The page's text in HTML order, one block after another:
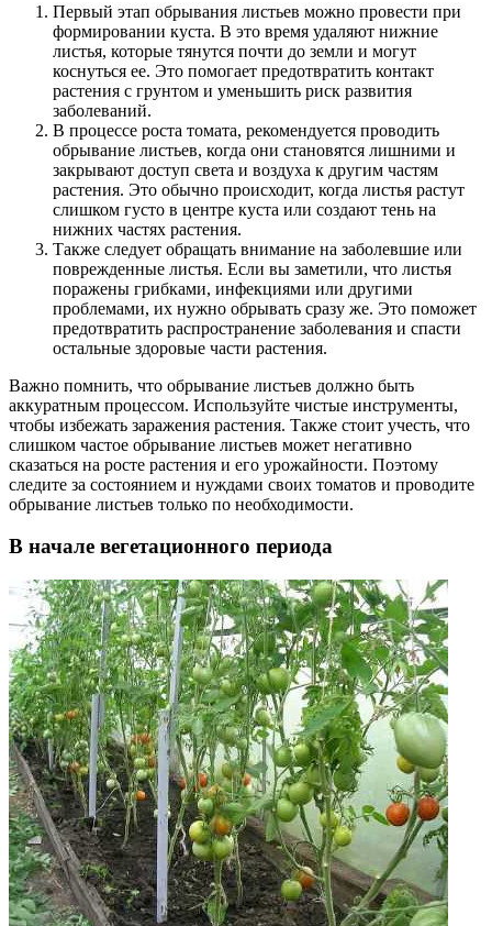
Первый этап обрывания листьев можно провести при
формировании куста. В это время удаляют нижние
листья, которые тянутся почти до земли и могут
коснуться ее. Это помогает предотвратить контакт
растения с грунтом и уменьшить риск развития
заболеваний.
В процессе роста томата, рекомендуется проводить
обрывание листьев, когда они становятся лишними и
закрывают доступ света и воздуха к другим частям
растения. Это обычно происходит, когда листья растут
слишком густо в центре куста или создают тень на
нижних частях растения.
Также следует обращать внимание на заболевшие или
поврежденные листья. Если вы заметили, что листья
поражены грибками, инфекциями или другими
проблемами, их нужно обрывать сразу же. Это поможет
предотвратить распространение заболевания и спасти
остальные здоровые части растения.
Важно помнить, что обрывание листьев должно быть
аккуратным процессом. Используйте чистые инструменты,
чтобы избежать заражения растения. Также стоит учесть, что
слишком частое обрывание листьев может негативно
сказаться на росте растения и его урожайности. Поэтому
следите за состоянием и нуждами своих томатов и проводите
обрывание листьев только по необходимости.
В начале вегетационного периода